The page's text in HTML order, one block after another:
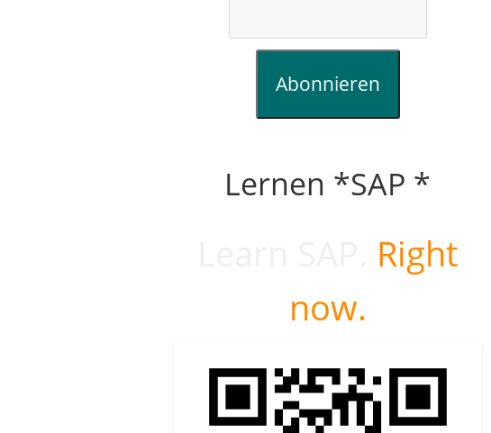
Abonnieren
Lernen *SAP *
Right
now.